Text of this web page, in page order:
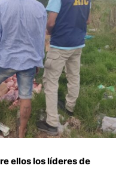
ellos los líderes de